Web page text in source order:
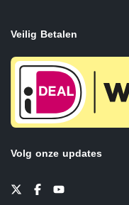
Veilig Betalen
Volg onze updates